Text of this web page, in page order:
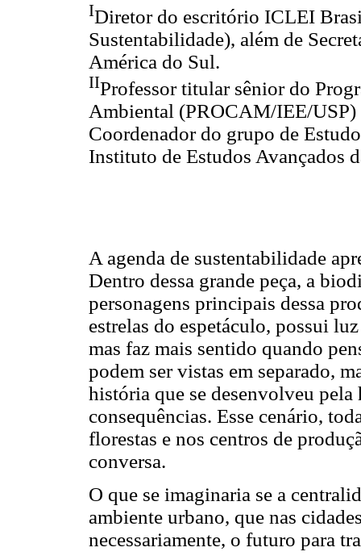
IDiretor do escritório ICLEI
Sustentabilidade), além de
América do Sul.
IIProfessor titular sênior do
Ambiental (PROCAM/IEE/USP)
Coordenador do grupo de
Instituto de Estudos Avançados
A agenda de sustentabilidade
Dentro dessa grande peça, a
personagens principais dessa
estrelas do espetáculo, possui
mas faz mais sentido quando
podem ser vistas em separado,
história que se desenvolveu
consequências. Esse cenário,
florestas e nos centros de
conversa.
O que se imaginaria se a
ambiente urbano, que nas
necessariamente, o futuro para